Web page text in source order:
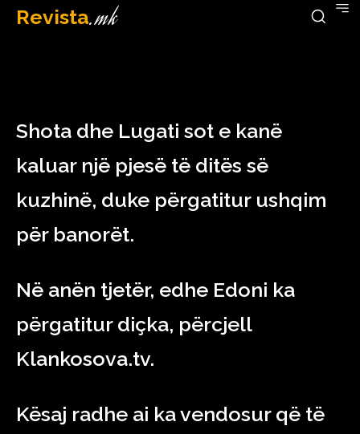
Revista.mk
December 26, 2022
Shota dhe Lugati sot e kanë
kaluar një pjesë të ditës së
kuzhinë, duke përgatitur ushqim
për banorët.
Në anën tjetër, edhe Edoni ka
përgatitur diçka, përcjell
Klankosova.tv.
Kësaj radhe ai ka vendosur që të